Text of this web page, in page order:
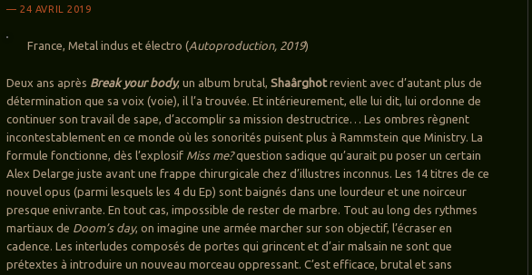
24 AVRIL 2019
France, Metal indus et électro (Autoproduction, 2019)
Deux ans après Break your body, un album brutal,Shaârghotrevient avec d’autant plus de
détermination que sa voix (voie), il l’a trouvée. Et intérieurement, elle lui dit, lui ordonne de
continuer son travail de sape, d’accomplir sa mission destructrice… Les ombres règnent
incontestablement en ce monde où les sonorités puisent plus à Rammstein que Ministry. La
formule fonctionne, dès l’explosif Miss me?question sadique qu’aurait pu poser un certain
Alex Delarge juste avant une frappe chirurgicale chez d’illustres inconnus. Les 14 titres de ce
nouvel opus (parmi lesquels les 4 du Ep) sont baignés dans une lourdeur et une noirceur
presque enivrante. En tout cas, impossible de rester de marbre. Tout au long des rythmes
martiaux de Doom’s day, on imagine une armée marcher sur son objectif, l’écraser en
cadence. Les interludes composés de portes qui grincent et d’air malsain ne sont que
prétextes à introduire un nouveau morceau oppressant. C’est efficace, brutal et sans